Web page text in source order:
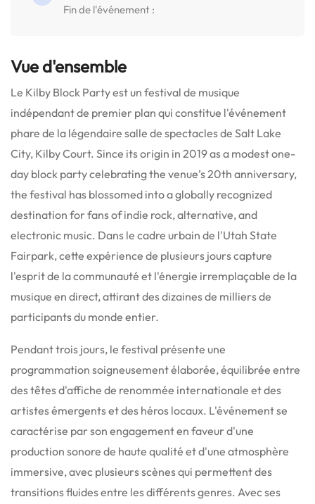
Fin de l'événement :
Vue d'ensemble
Le Kilby Block Party est un festival de musique
indépendant de premier plan qui constitue l'événement
phare de la légendaire salle de spectacles de Salt Lake
City, Kilby Court. Since its origin in 2019 as a modest one-
day block party celebrating the venue’s 20th anniversary,
the festival has blossomed into a globally recognized
destination for fans of indie rock, alternative, and
electronic music. Dans le cadre urbain de l'Utah State
Fairpark, cette expérience de plusieurs jours capture
l'esprit de la communauté et l'énergie irremplaçable de la
musique en direct, attirant des dizaines de milliers de
participants du monde entier.
Pendant trois jours, le festival présente une
programmation soigneusement élaborée, équilibrée entre
des têtes d'affiche de renommée internationale et des
artistes émergents et des héros locaux. L'événement se
caractérise par son engagement en faveur d'une
production sonore de haute qualité et d'une atmosphère
immersive, avec plusieurs scènes qui permettent des
transitions fluides entre les différents genres. Avec ses